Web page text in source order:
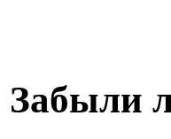
Забыли